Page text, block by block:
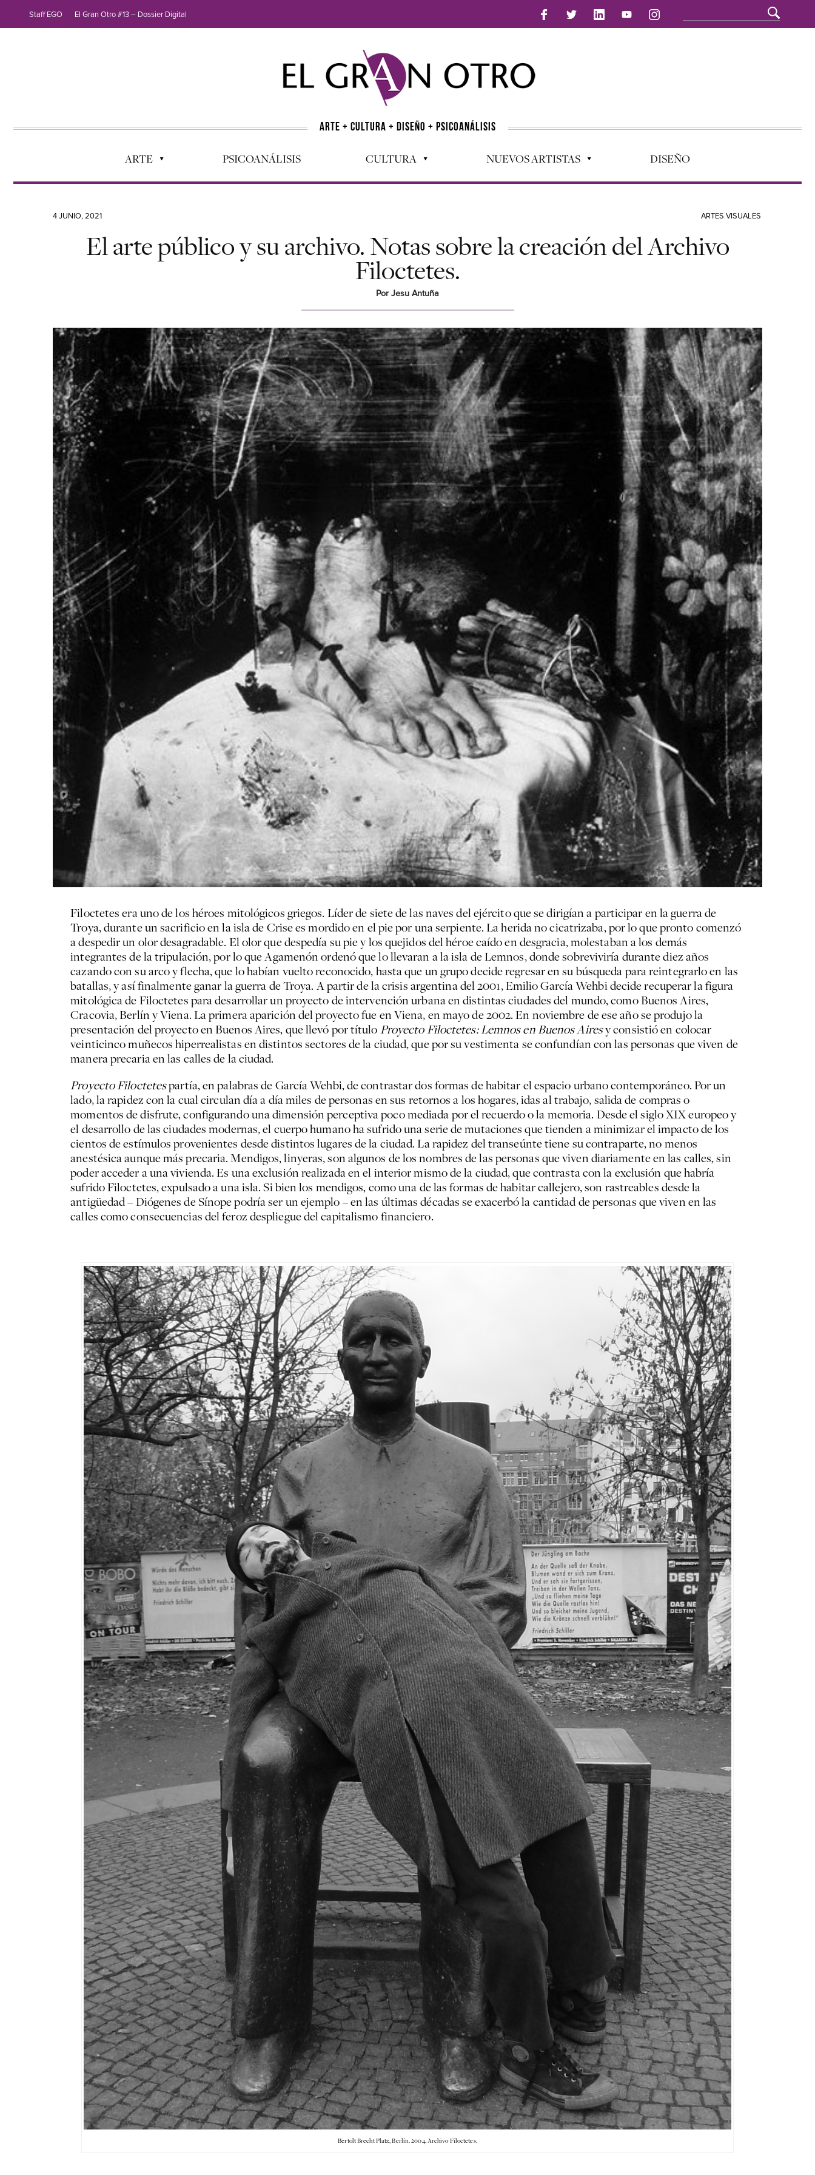
Staff EGO El Gran Otro #13 – Dossier Digital
ARTE + CULTURA + DISEÑO + PSICOANÁLISIS
ARTE PSICOANÁLISIS CULTURA NUEVOS ARTISTAS DISEÑO
4 JUNIO, 2021 ARTES VISUALES
El arte público y su archivo. Notas sobre la creación del Archivo
Filoctetes.
Por Jesu Antuña
Filoctetes era uno de los héroes mitológicos griegos. Líder de siete de las naves del ejército que se dirigían a participar en la guerra de
Troya, durante un sacrificio en la isla de Crise es mordido en el pie por una serpiente. La herida no cicatrizaba, por lo que pronto comenzó
a despedir un olor desagradable. El olor que despedía su pie y los quejidos del héroe caído en desgracia, molestaban a los demás
integrantes de la tripulación, por lo que Agamenón ordenó que lo llevaran a la isla de Lemnos, donde sobreviviría durante diez años
cazando con su arco y flecha, que lo habían vuelto reconocido, hasta que un grupo decide regresar en su búsqueda para reintegrarlo en las
batallas, y así finalmente ganar la guerra de Troya. A partir de la crisis argentina del 2001, Emilio García Wehbi decide recuperar la figura
mitológica de Filoctetes para desarrollar un proyecto de intervención urbana en distintas ciudades del mundo, como Buenos Aires,
Cracovia, Berlín y Viena. La primera aparición del proyecto fue en Viena, en mayo de 2002. En noviembre de ese año se produjo la
presentación del proyecto en Buenos Aires, que llevó por títuloProyecto Filoctetes: Lemnos en Buenos Airesy consistió en colocar
veinticinco muñecos hiperrealistas en distintos sectores de la ciudad, que por su vestimenta se confundían con las personas que viven de
manera precaria en las calles de la ciudad.
Proyecto Filoctetespartía, en palabras de García Wehbi, de contrastar dos formas de habitar el espacio urbano contemporáneo. Por un
lado, la rapidez con la cual circulan día a día miles de personas en sus retornos a los hogares, idas al trabajo, salida de compras o
momentos de disfrute, configurando una dimensión perceptiva poco mediada por el recuerdo o la memoria. Desde el siglo XIX europeo y
el desarrollo de las ciudades modernas, el cuerpo humano ha sufrido una serie de mutaciones que tienden a minimizar el impacto de los
cientos de estímulos provenientes desde distintos lugares de la ciudad. La rapidez del transeúnte tiene su contraparte, no menos
anestésica aunque más precaria. Mendigos, linyeras, son algunos de los nombres de las personas que viven diariamente en las calles, sin
poder acceder a una vivienda. Es una exclusión realizada en el interior mismo de la ciudad, que contrasta con la exclusión que habría
sufrido Filoctetes, expulsado a una isla. Si bien los mendigos, como una de las formas de habitar callejero, son rastreables desde la
antigüedad – Diógenes de Sínope podría ser un ejemplo – en las últimas décadas se exacerbó la cantidad de personas que viven en las
calles como consecuencias del feroz despliegue del capitalismo financiero.
Bertolt Brecht Platz, Berlín. 2004. Archivo Filoctetes.